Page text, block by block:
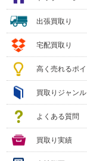
出張買取り
宅配買取り
高く売れるポイ
買取りジャンル
よくある質問
買取り実績